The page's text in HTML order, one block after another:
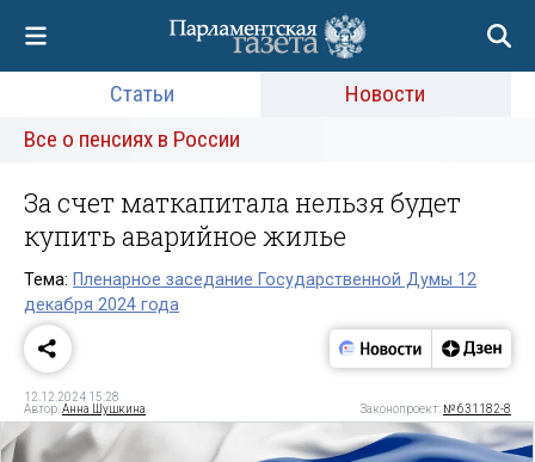
Статьи
Новости
Все о пенсиях в России
За счет маткапитала нельзя будет
купить аварийное жилье
Тема: Пленарное заседание Государственной Думы 12
декабря 2024 года
12.12.2024 15:28
Автор:Анна Шушкина Законопроект: № 631182-8